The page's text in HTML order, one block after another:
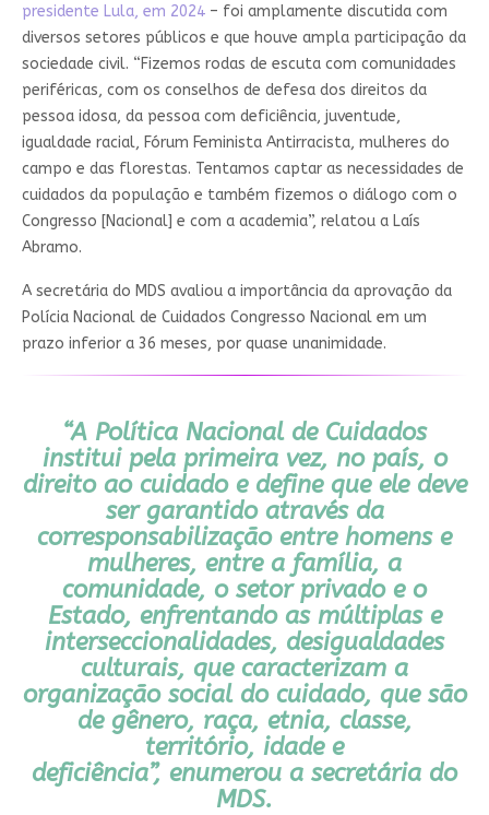
presidente Lula, em 2024– foi amplamente discutida com
diversos setores públicos e que houve ampla participação da
sociedade civil. “Fizemos rodas de escuta com comunidades
periféricas, com os conselhos de defesa dos direitos da
pessoa idosa, da pessoa com deficiência, juventude,
igualdade racial, Fórum Feminista Antirracista, mulheres do
campo e das florestas. Tentamos captar as necessidades de
cuidados da população e também fizemos o diálogo com o
Congresso [Nacional] e com a academia”, relatou a Laís
Abramo.
A secretária do MDS avaliou a importância da aprovação da
Polícia Nacional de Cuidados Congresso Nacional em um
prazo inferior a 36 meses, por quase unanimidade.
“A Política Nacional de Cuidados
institui pela primeira vez, no país, o
direito ao cuidado e define que ele deve
ser garantido através da
corresponsabilização entre homens e
mulheres, entre a família, a
comunidade, o setor privado e o
Estado, enfrentando as múltiplas e
interseccionalidades, desigualdades
culturais, que caracterizam a
organização social do cuidado, que são
de gênero, raça, etnia, classe,
território, idade e
deficiência”, enumerou a secretária do
MDS.